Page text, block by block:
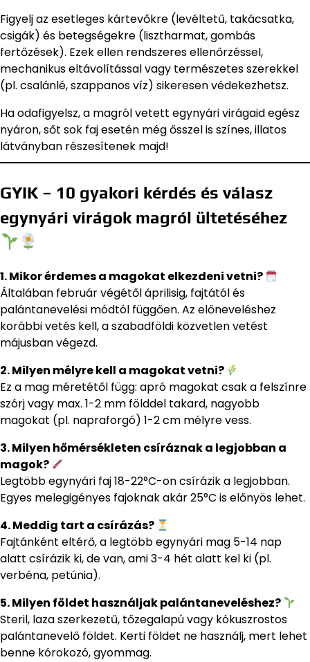
Figyelj az esetleges kártevőkre (levéltetű, takácsatka,
csigák) és betegségekre (lisztharmat, gombás
fertőzések). Ezek ellen rendszeres ellenőrzéssel,
mechanikus eltávolítással vagy természetes szerekkel
(pl. csalánlé, szappanos víz) sikeresen védekezhetsz.
Ha odafigyelsz, a magról vetett egynyári virágaid egész
nyáron, sőt sok faj esetén még ősszel is színes, illatos
látványban részesítenek majd!
GYIK – 10 gyakori kérdés és válasz
egynyári virágok magról ültetéséhez
1. Mikor érdemes a magokat elkezdeni vetni?
Általában február végétől áprilisig, fajtától és
palántanevelési módtól függően. Az előneveléshez
korábbi vetés kell, a szabadföldi közvetlen vetést
májusban végezd.
2. Milyen mélyre kell a magokat vetni?
Ez a mag méretétől függ: apró magokat csak a felszínre
szórj vagy max. 1-2 mm földdel takard, nagyobb
magokat (pl. napraforgó) 1-2 cm mélyre vess.
3. Milyen hőmérsékleten csíráznak a legjobban a
magok?
Legtöbb egynyári faj 18-22°C-on csírázik a legjobban.
Egyes melegigényes fajoknak akár 25°C is előnyös lehet.
4. Meddig tart a csírázás?
Fajtánként eltérő, a legtöbb egynyári mag 5-14 nap
alatt csírázik ki, de van, ami 3-4 hét alatt kel ki (pl.
verbéna, petúnia).
5. Milyen földet használjak palántaneveléshez?
Steril, laza szerkezetű, tőzegalapú vagy kókuszrostos
palántanevelő földet. Kerti földet ne használj, mert lehet
benne kórokozó, gyommag.